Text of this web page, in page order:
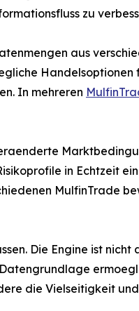
zu
aus
Handelsoptionen
In mehreren
in Echtzeit
MulfinTrade
Die Engine ist nicht
die Vielseitigkeit